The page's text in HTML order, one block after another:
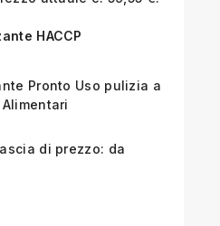
Pronto Uso pulizia a
di prezzo: da